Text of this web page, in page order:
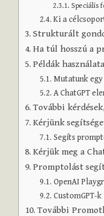
Speciális
Ki a
Strukturált
Ha túl hosszú a
Példák használata
Mutatunk
A ChatGPT
További
Kérjünk
Segíts
Kérjük meg a
Promptolást
OpenAI
CustomGPT-k
További